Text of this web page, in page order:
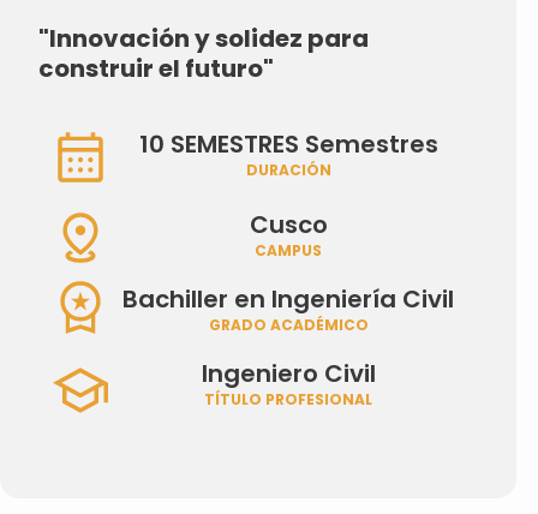
"Innovación y solidez para
construir el futuro"
10 SEMESTRES Semestres
DURACIÓN
Cusco
CAMPUS
Bachiller en Ingenierí­a Civil
GRADO ACADÉMICO
Ingeniero Civil
TÍTULO PROFESIONAL